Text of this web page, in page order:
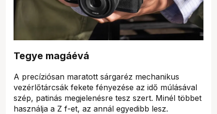
Tegye magáévá
A precíziósan maratott sárgaréz mechanikus
vezérlőtárcsák fekete fényezése az idő múlásával
szép, patinás megjelenésre tesz szert. Minél többet
használja a Z f-et, az annál egyedibb lesz.